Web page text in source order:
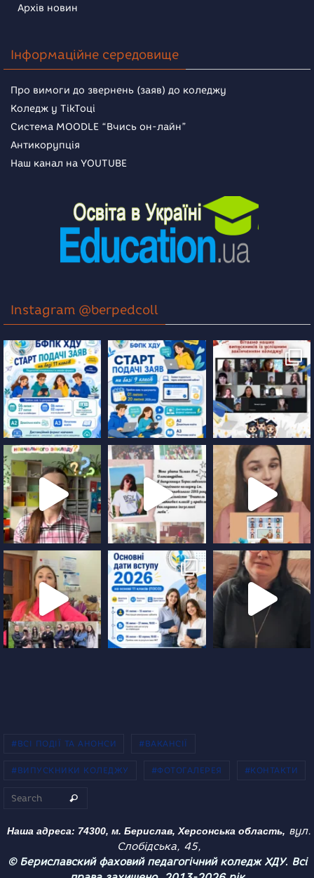
Архів новин
Інформаційне середовище
Про вимоги до звернень (заяв) до коледжу
Коледж у TikToці
Система MOODLE “Вчись он-лайн”
Антикорупція
Наш канал на YOUTUBE
Instagram @berpedcoll
#ВСІ ПОДІЇ ТА АНОНСИ #ВАКАНСІЇ
#ВИПУСКНИКИ КОЛЕДЖУ #ФОТОГАЛЕРЕЯ #КОНТАКТИ
Search
Наша адреса: 74300, м. Берислав, Херсонська область, вул.
Слобідська, 45,
© Бериславский фаховий педагогічний коледж ХДУ. Всі